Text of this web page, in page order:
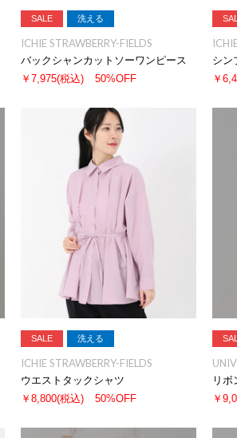
SALE 洗える
ICHIE STRAWBERRY-FIELDS
バックシャンカットソーワンピース
￥7,975(税込) 50%OFF
シン
￥
SALE 洗える
ICHIE STRAWBERRY-FIELDS
ウエストタックシャツ
￥8,800(税込) 50%OFF
リボ
￥